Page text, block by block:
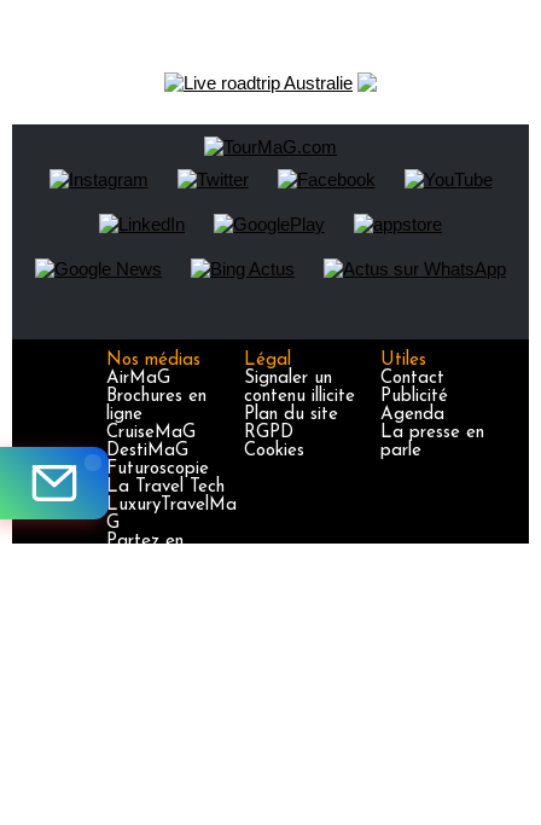
Nos médias
AirMaG
Brochures en
ligne
CruiseMaG
DestiMaG
Futuroscopie
La Travel Tech
LuxuryTravelMa
G
Partez en
Légal
Signaler un
contenu illicite
Plan du site
RGPD
Cookies
Utiles
Contact
Publicité
Agenda
La presse en
parle